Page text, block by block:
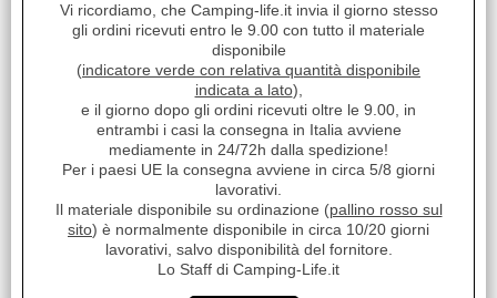
CARRELLO PIEGHEVOLE
PICK UP
€ 19,90 Sconto 20.1%
€15,90
Iva inclusa
Vi ricordiamo, che Camping-life.it invia il giorno stesso
gli ordini ricevuti entro le 9.00 con tutto il materiale
disponibile
(indicatore verde con relativa quantità disponibile
indicata a lato),
e il giorno dopo gli ordini ricevuti oltre le 9.00, in
entrambi i casi la consegna in Italia avviene
mediamente in 24/72h dalla spedizione!
Per i paesi UE la consegna avviene in circa 5/8 giorni
lavorativi.
Il materiale disponibile su ordinazione (pallino rosso sul
sito) è normalmente disponibile in circa 10/20 giorni
lavorativi, salvo disponibilità del fornitore.
Lo Staff di Camping-Life.it